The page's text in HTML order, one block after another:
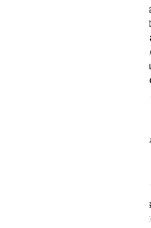
Jesús María García ha
Aéreos, donde ejerció como
Jefatura Superior de Canarias
Además, ocupó
Móstoles. En esta última
otros puestos de mando
Toma posesión el nuevo jefe de la
Otro de sus destinos
Fronteras, donde estuvo al